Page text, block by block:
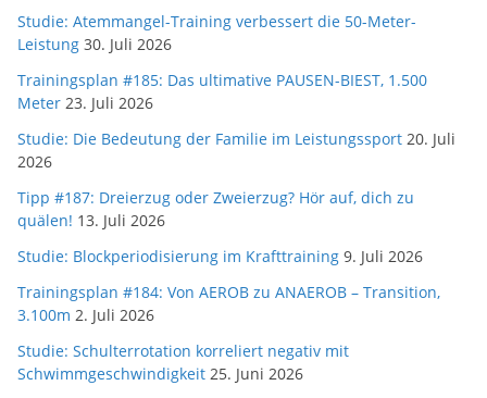
Studie: Atemmangel-Training verbessert die 50-Meter-
Leistung 30. Juli 2026
Trainingsplan #185: Das ultimative PAUSEN-BIEST, 1.500
Meter 23. Juli 2026
Studie: Die Bedeutung der Familie im Leistungssport 20. Juli
2026
Tipp #187: Dreierzug oder Zweierzug? Hör auf, dich zu
quälen! 13. Juli 2026
Studie: Blockperiodisierung im Krafttraining 9. Juli 2026
Trainingsplan #184: Von AEROB zu ANAEROB – Transition,
3.100m 2. Juli 2026
Studie: Schulterrotation korreliert negativ mit
Schwimmgeschwindigkeit 25. Juni 2026